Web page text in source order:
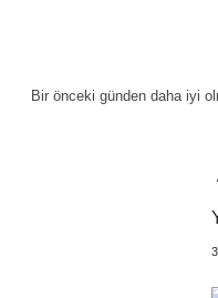
Bir önceki günden daha iyi